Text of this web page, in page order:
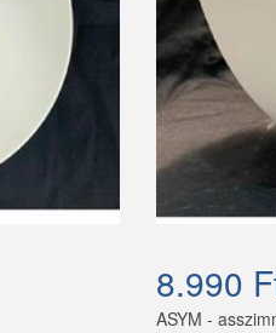
8.990
ASYM -